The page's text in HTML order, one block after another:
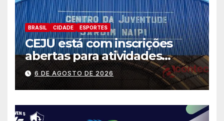
BRASIL CIDADE ESPORTES
CEJU está com inscrições
abertas para atividades
gratuitas
6 DE AGOSTO DE 2026